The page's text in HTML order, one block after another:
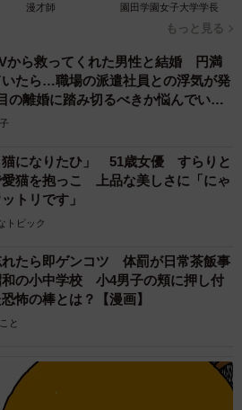
漫才師 園田学園女子大学学長
もっと見る
から救ってくれた男性と結婚 円満
いたら…職場の派遣社員との浮気が発
離婚に踏み切るべきか悩んでいま
係修復カウンセラーが解説】
猫になりたひ」 51歳女優 すらりと
愛猫を抱っこ 上品な美しさに「にゃ
トリです」
トピック
れたら即ゲンコツ 体罰が日常茶飯事
和の小中学校 小4男子の頬に押し付
怖の棒とは？【漫画】
と